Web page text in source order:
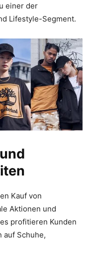
einer der
Lifestyle-Segment.
Kauf von
Aktionen und
profitieren Kunden
auf Schuhe,